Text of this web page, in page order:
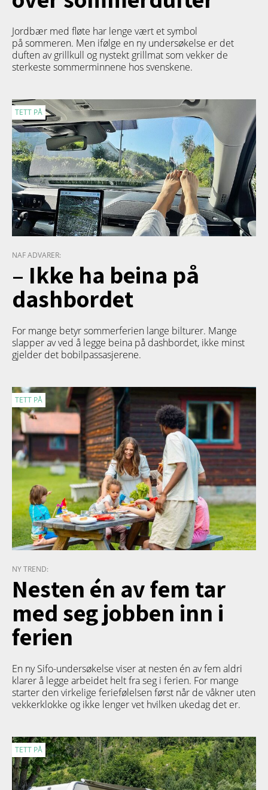
Jordbær med fløte har lenge vært et symbol
på sommeren. Men ifølge en ny undersøkelse er det
duften av grillkull og nystekt grillmat som vekker de
sterkeste sommerminnene hos svenskene.
TETT PÅ
NAF ADVARER:
– Ikke ha beina på
dashbordet
For mange betyr sommerferien lange bilturer. Mange
slapper av ved å legge beina på dashbordet, ikke minst
gjelder det bobilpassasjerene.
TETT PÅ
NY TREND:
Nesten én av fem tar
med seg jobben inn i
ferien
En ny Sifo-undersøkelse viser at nesten én av fem aldri
klarer å legge arbeidet helt fra seg i ferien. For mange
starter den virkelige feriefølelsen først når de våkner uten
vekkerklokke og ikke lenger vet hvilken ukedag det er.
TETT PÅ